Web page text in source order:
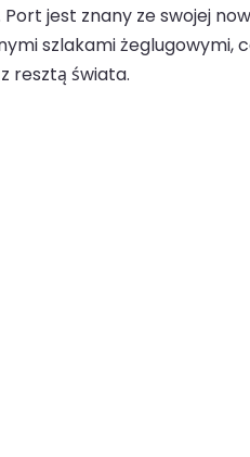
jest znany ze swojej
szlakami żeglugowymi,
resztą świata.